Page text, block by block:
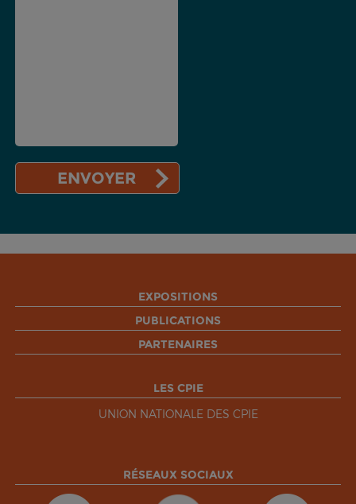
EXPOSITIONS
PUBLICATIONS
PARTENAIRES
LES CPIE
UNION NATIONALE DES CPIE
RÉSEAUX SOCIAUX